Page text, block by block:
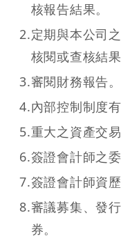
核報告結果。
2.定期與本公司
核閱或查核結果
3.審閱財務報告。
4.內部控制制度
5.重大之資產交易
6.簽證會計師之
7.簽證會計師資
8.審議募集、發
券。